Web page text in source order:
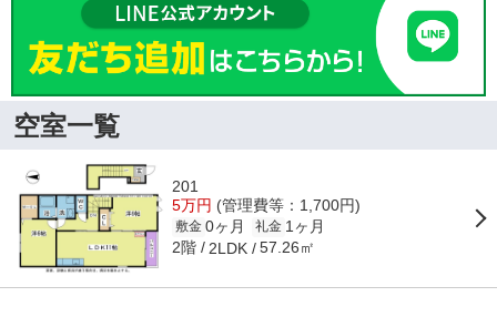
空室一覧
201
5万円 (管理費等：1,700円)
敷金 0ヶ月 礼金 1ヶ月
2階 2LDK 57.26㎡